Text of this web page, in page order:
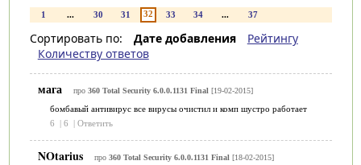
1 ... 30 31 32 33 34 ... 37
Сортировать по: Дате добавления
Рейтингу
Количеству ответов
мага про 360 Total Security 6.0.0.1131 Final [19-02-2015]
бомбавый антивирус все вирусы очистил и комп шустро работает
6
| 6 | Ответить
NOtarius про 360 Total Security 6.0.0.1131 Final [18-02-2015]